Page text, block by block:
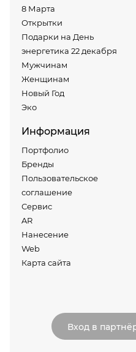
8 Марта
Открытки
Подарки на День
энергетика 22 декабря
Мужчинам
Женщинам
Новый Год
Эко
Информация
Портфолио
Бренды
Пользовательское
соглашение
Сервис
AR
Нанесение
Web
Карта сайта
Вход в